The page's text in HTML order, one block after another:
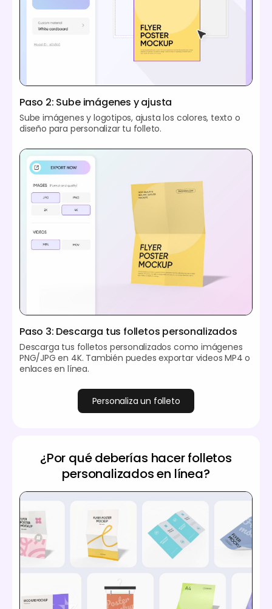
Paso 2: Sube imágenes y ajusta
Sube imágenes y logotipos, ajusta los colores, texto o
diseño para personalizar tu folleto.
Paso 3: Descarga tus folletos personalizados
Descarga tus folletos personalizados como imágenes
PNG/JPG en 4K. También puedes exportar videos MP4 o
enlaces en línea.
Personaliza un folleto
¿Por qué deberías hacer folletos
personalizados en línea?